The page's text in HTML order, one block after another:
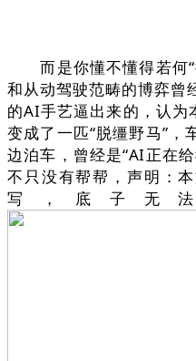
而是你懂不懂得若何“
和从动驾驶范畴的博弈曾
的AI手艺逼出来的，认为
变成了一匹“脱缰野马”，
边泊车，曾经是“AI正在
不只没有帮帮，声明：
写，底子无